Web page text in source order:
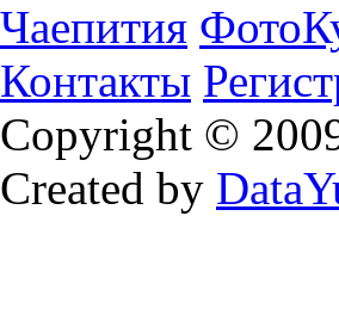
Чаепития
Контакты
Copyright ©
Created by